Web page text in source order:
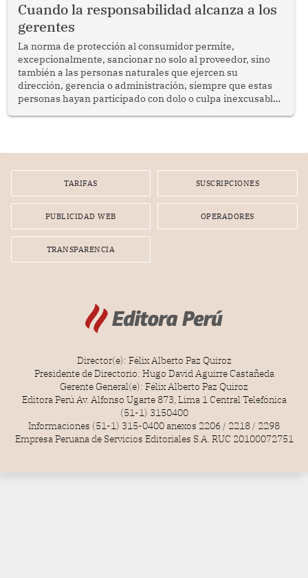
Cuando la responsabilidad alcanza a los
gerentes
La norma de protección al consumidor permite,
excepcionalmente, sancionar no solo al proveedor, sino
también a las personas naturales que ejercen su
dirección, gerencia o administración, siempre que estas
personas hayan participado con dolo o culpa inexcusable
por la frustrada realización de un meet and greet con
TARIFAS SUSCRIPCIONES
PUBLICIDAD WEB OPERADORES
TRANSPARENCIA
Director(e): Félix Alberto Paz Quiroz
Presidente de Directorio: Hugo David Aguirre Castañeda
Gerente General(e): Félix Alberto Paz Quiroz
Editora Perú Av. Alfonso Ugarte 873, Lima 1 Central Telefónica
(51-1) 3150400
Informaciones (51-1) 315-0400 anexos 2206 / 2218 / 2298
Empresa Peruana de Servicios Editoriales S.A. RUC 20100072751